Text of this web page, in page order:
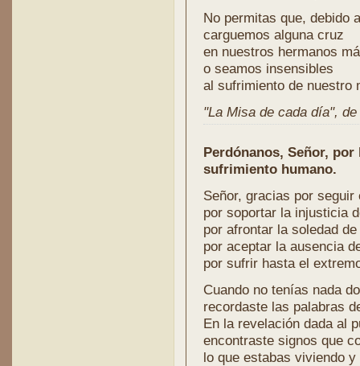
No permitas que, debido
carguemos alguna cruz
en nuestros hermanos
o seamos insensibles
al sufrimiento de nuestro
"La Misa de cada día",
Perdónanos, Señor,
sufrimiento humano.
Señor, gracias por
por soportar la injusticia
por afrontar la soledad
por aceptar la ausencia
por sufrir hasta el
Cuando no tenías nada
recordaste las palabras
En la revelación dada al
encontraste signos que
lo que estabas viviendo